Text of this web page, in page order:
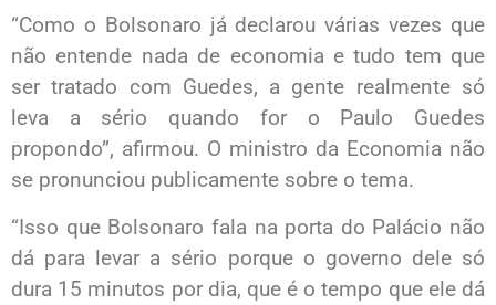
“Como o Bolsonaro já declarou várias vezes que
não entende nada de economia e tudo tem que
ser tratado com Guedes, a gente realmente só
leva a sério quando for o Paulo Guedes
propondo”, afirmou. O ministro da Economia não
se pronunciou publicamente sobre o tema.
“Isso que Bolsonaro fala na porta do Palácio não
dá para levar a sério porque o governo dele só
dura 15 minutos por dia, que é o tempo que ele dá